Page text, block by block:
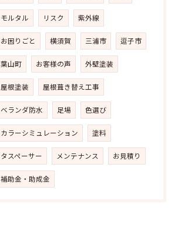
モルタル リスク 紫外線
お困りごと 横須賀 三浦市 逗子市
葉山町 お客様の声 外壁塗装
屋根塗装 屋根葺き替え工事
ベランダ防水 足場 色選び
カラーシミュレーション 塗料
タスペーサー メンテナンス お見積り
補助金・助成金